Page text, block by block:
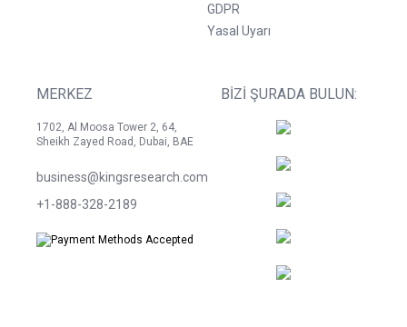
GDPR
Yasal Uyarı
MERKEZ
1702, Al Moosa Tower 2, 64,
Sheikh Zayed Road, Dubai, BAE
business@kingsresearch.com
+1-888-328-2189
BIZI ŞURADA BULUN: